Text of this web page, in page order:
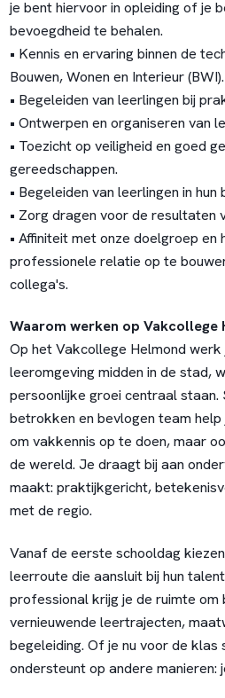
je bent hiervoor in opleiding of je
bevoegdheid te behalen.
• Kennis en ervaring binnen de
Bouwen, Wonen en Interieur (BWI).
• Begeleiden van leerlingen bij
• Ontwerpen en organiseren van
• Toezicht op veiligheid en goed
gereedschappen.
• Begeleiden van leerlingen in
• Zorg dragen voor de resultaten
• Affiniteit met onze doelgroep en
professionele relatie op te
collega's.
Waarom werken op Vakcollege
Op het Vakcollege Helmond werk
leeromgeving midden in de stad,
persoonlijke groei centraal staan.
betrokken en bevlogen team
om vakkennis op te doen, maar
de wereld. Je draagt bij aan
maakt: praktijkgericht,
met de regio.
Vanaf de eerste schooldag
leerroute die aansluit bij hun
professional krijg je de ruimte om
vernieuwende leertrajecten,
begeleiding. Of je nu voor de
ondersteunt op andere manieren: